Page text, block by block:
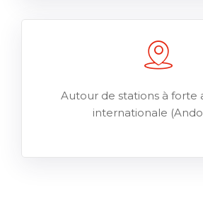
Autour de stations à forte
internationale